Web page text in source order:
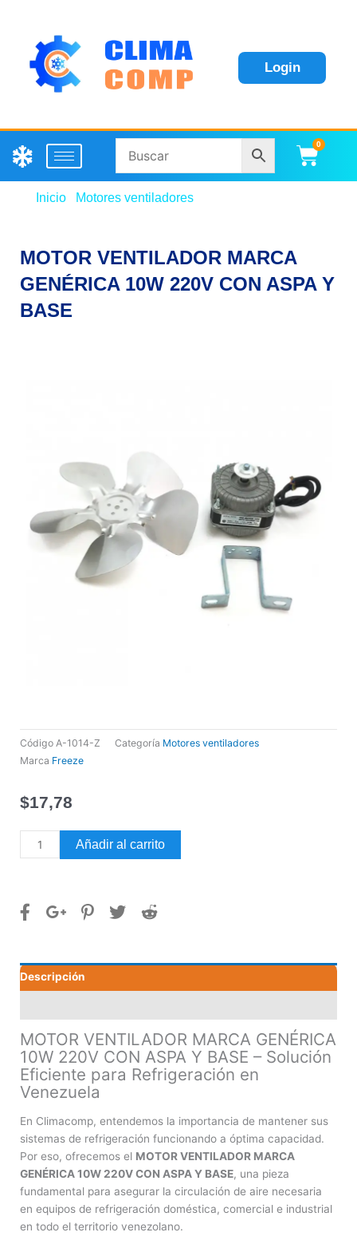
Login
0
Inicio Motores ventiladores
MOTOR VENTILADOR MARCA
GENÉRICA 10W 220V CON ASPA Y
BASE
Código A-1014-Z Categoría Motores ventiladores
Marca Freeze
$17,78
MOTOR
VENTILADOR
10W
ASPA
Y
Añadir al carrito
Descripción
MOTOR VENTILADOR MARCA GENÉRICA
10W 220V CON ASPA Y BASE – Solución
Eficiente para Refrigeración en
Venezuela
En Climacomp, entendemos la importancia de mantener sus
sistemas de refrigeración funcionando a óptima capacidad.
Por eso, ofrecemos el MOTOR VENTILADOR MARCA
GENÉRICA 10W 220V CON ASPA Y BASE, una pieza
fundamental para asegurar la circulación de aire necesaria
en equipos de refrigeración doméstica, comercial e industrial
en todo el territorio venezolano.